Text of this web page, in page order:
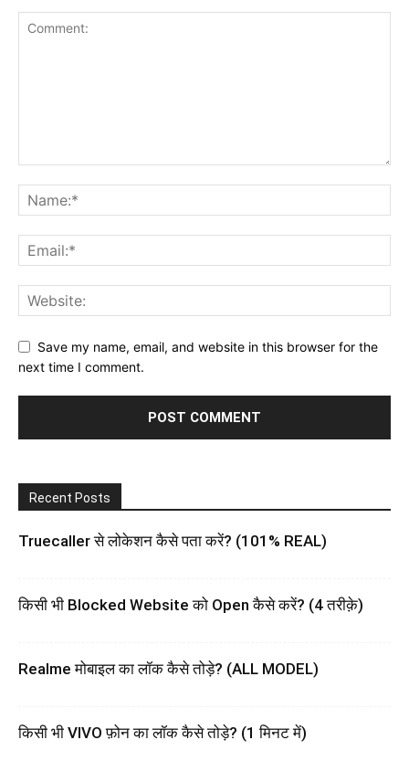
Save my name, email, and website in this browser for the
next time I comment.
Recent Posts
Truecaller से लोकेशन कैसे पता करें? (101% REAL)
किसी भी Blocked Website को Open कैसे करें? (4 तरीक़े)
Realme मोबाइल का लॉक कैसे तोड़े? (ALL MODEL)
किसी भी VIVO फ़ोन का लॉक कैसे तोड़े? (1 मिनट में)